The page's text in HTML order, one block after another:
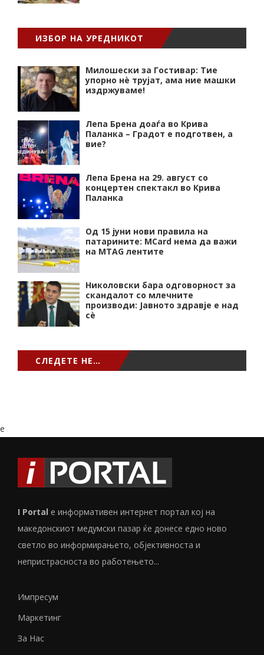
ИЗБОР НА УРЕДНИКОТ
Милошески за Гостивар: Тие
упорно нѐ трујат, ама ние машки
издржуваме!
Лепа Брена доаѓа во Крива
Паланка – Градот е подготвен, а
вие?
Лепа Брена на 29. август со
концертен спектакл во Крива
Паланка
Од 15 јуни нови правила на
патарините: MCard нема да важи
на MTAG лентите
Николовски бара одговорност за
скандалот со млечните
производи: Јавното здравје е над
сѐ
СЛЕДЕТЕ НЕ…
e
I Portal е информативен интернет портал кој на
македонскиот медумски пазар ќе донесе едно ново
светло во информирањето, објективноста и
непристрасноста во работењето...
Импресум
Маркетинг
За Нас